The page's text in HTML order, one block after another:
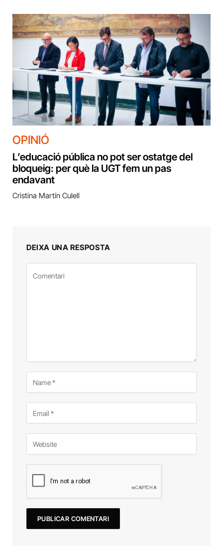
OPINIÓ
L’educació pública no pot ser ostatge del
bloqueig: per què la UGT fem un pas
endavant
Cristina Martín Culell
DEIXA UNA RESPOSTA